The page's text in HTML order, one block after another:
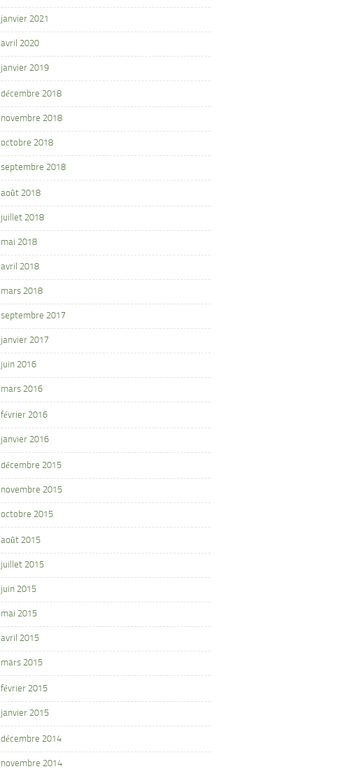
janvier 2021
avril 2020
janvier 2019
décembre 2018
novembre 2018
octobre 2018
septembre 2018
août 2018
juillet 2018
mai 2018
avril 2018
mars 2018
septembre 2017
janvier 2017
juin 2016
mars 2016
février 2016
janvier 2016
décembre 2015
novembre 2015
octobre 2015
août 2015
juillet 2015
juin 2015
mai 2015
avril 2015
mars 2015
février 2015
janvier 2015
décembre 2014
novembre 2014